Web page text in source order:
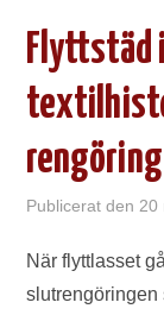
Flyttstäd
rengöring
Publicerat den 20
När flyttlasset
slutrengöringen